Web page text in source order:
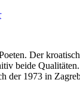
Der
beide Qualitäten.
der 1973 in